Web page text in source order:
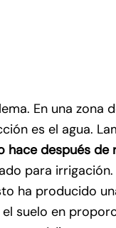
En una zona
es el agua.
hace después
para
ha producido
suelo en